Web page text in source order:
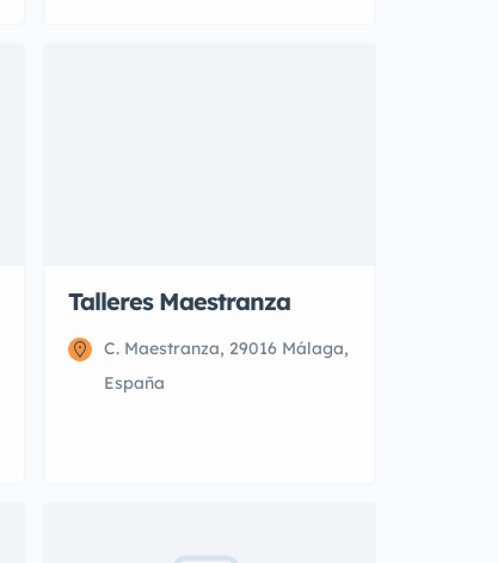
Talleres Maestranza
C. Maestranza, 29016 Málaga,
España